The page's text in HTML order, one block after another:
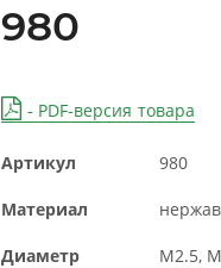
980
- PDF-версия товара
Артикул 980
Материал
Диаметр
М2.5,